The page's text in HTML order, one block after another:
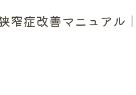
窄症改善マニュア